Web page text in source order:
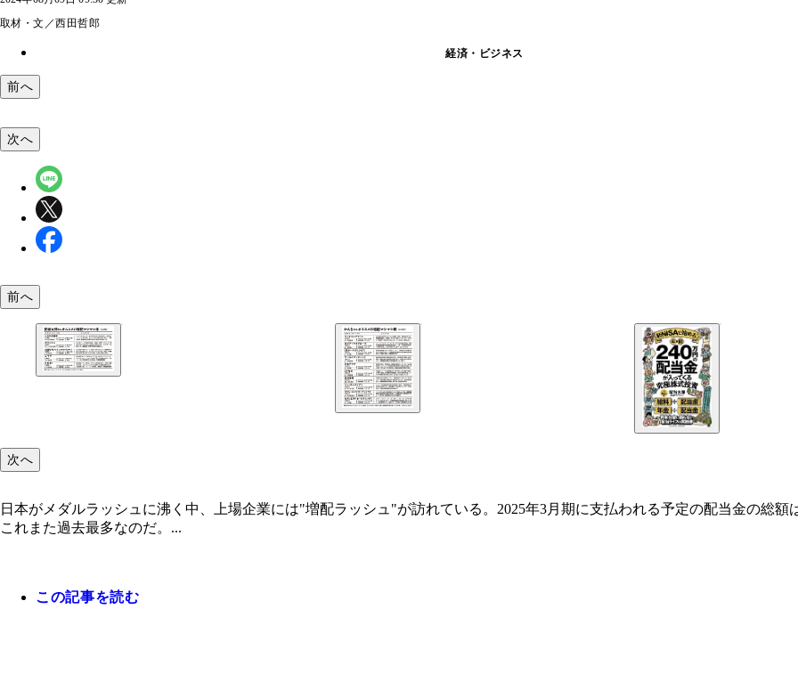
取材・文／西田哲郎
経済・ビジネス
前へ
次へ
前へ
次へ
日本がメダルラッシュに沸く中、上場企業には"増配ラッシュ"が訪れている。2025年3月期に支払われる予定の配当金の総
これまた過去最多なのだ。...
この記事を読む